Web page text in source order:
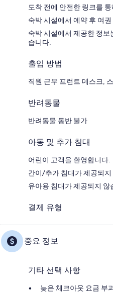
도착 전에 안전한 링크를
숙박 시설에서 예약 후 여
숙박 시설에서 제공한 정보
습니다.
출입 방법
직원 근무 프런트 데스크,
반려동물
반려동물 동반 불가
아동 및 추가 침대
어린이 고객을 환영합니다.
간이/추가 침대가 제공되
유아용 침대가 제공되지 않
결제 유형
중요 정보
기타 선택 사항
늦은 체크아웃 요금 부